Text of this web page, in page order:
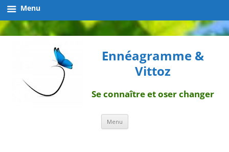
Ennéagramme &
Vittoz
Se connaître et oser changer
Menu Aller
contenu
Menu